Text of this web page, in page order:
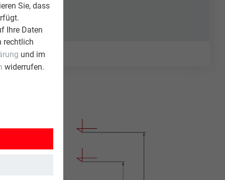
Sie, dass
Ihre Daten
rechtlich
und im
widerrufen.